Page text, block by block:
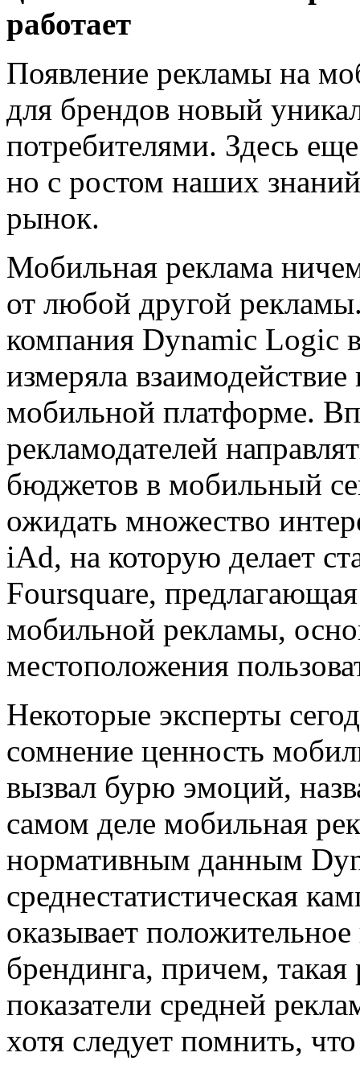
работает
Появление рекламы на
для брендов новый
потребителями. Здесь
но с ростом наших
рынок.
Мобильная реклама
от любой другой
компания Dynamic Logic
измеряла
мобильной платформе.
рекламодателей
бюджетов в мобильный
ожидать множество
iAd, на которую делает
Foursquare,
мобильной рекламы,
местоположения
Некоторые эксперты
сомнение ценность
вызвал бурю эмоций,
самом деле мобильная
нормативным данным
среднестатистическая
оказывает
брендинга, причем, такая
показатели средней
хотя следует помнить,